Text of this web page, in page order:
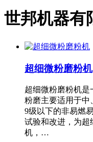
世邦机器有
超细微粉磨粉机
超细微粉磨粉机是
粉磨主要适用于中
9级以下的非易燃
试验和改进，为超
机，…